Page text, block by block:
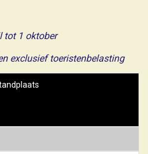
tot 1 oktober
exclusief toeristenbelasting
CAI